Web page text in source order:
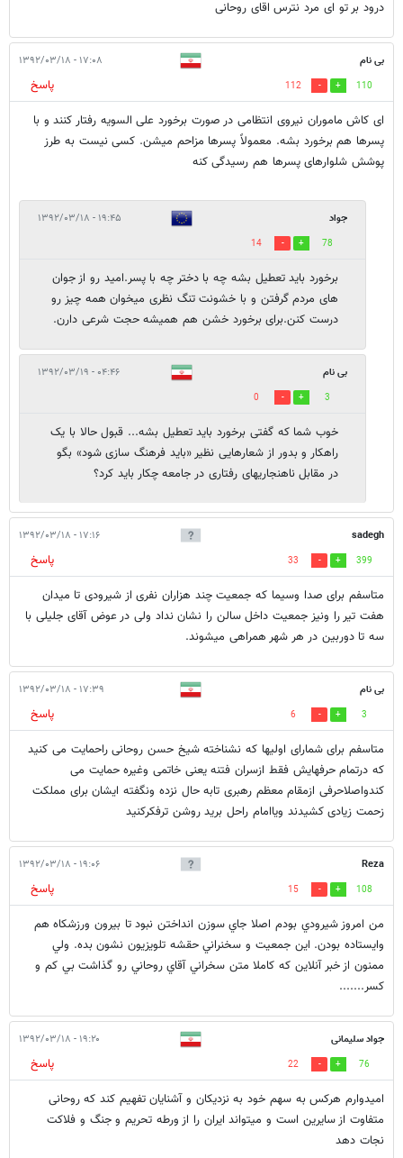
درود بر تو ای مرد نترس اقای روحانی
بی نام ۱۷:۰۸ - ۱۳۹۲/۰۳/۱۸
110
112
پاسخ
ای کاش ماموران نیروی انتظامی در صورت برخورد علی السویه رفتار کنند و با
پسرها هم برخورد بشه. معمولاً پسرها مزاحم میشن. کسی نیست به طرز
پوشش شلوارهای پسرها هم رسیدگی کنه
جواد ۱۹:۴۵ - ۱۳۹۲/۰۳/۱۸
78
14
برخورد باید تعطیل بشه چه با دختر چه با پسر.امید رو از جوان
های مردم گرفتن و با خشونت تنگ نظری میخوان همه چیز رو
درست کنن.برای برخورد خشن هم همیشه حجت شرعی دارن.
بی نام ۰۴:۴۶ - ۱۳۹۲/۰۳/۱۹
3
0
خوب شما که گفتی برخورد باید تعطیل بشه... قبول حالا با یک
راهکار و بدور از شعارهایی نظیر «باید فرهنگ سازی شود» بگو
در مقابل ناهنجاریهای رفتاری در جامعه چکار باید کرد؟
sadegh ۱۷:۱۶ - ۱۳۹۲/۰۳/۱۸
399
33
پاسخ
متاسفم برای صدا وسیما که جمعیت چند هزاران نفری از شیرودی تا میدان
هفت تیر را ونیز جمعیت داخل سالن را نشان نداد ولی در عوض آقای جلیلی با
سه تا دوربین در هر شهر همراهی میشوند.
بی نام ۱۷:۳۹ - ۱۳۹۲/۰۳/۱۸
3
6
پاسخ
متاسفم برای شمارای اولیها که نشناخته شیخ حسن روحانی راحمایت می کنید
که درتمام حرفهایش فقط ازسران فتنه یعنی خاتمی وغیره حمایت می
کندواصلاحرفی ازمقام معظم رهبری تابه حال نزده ونگفته ایشان برای مملکت
زحمت زیادی کشیدند ویاامام راحل برید روشن ترفکرکنید
Reza ۱۹:۰۶ - ۱۳۹۲/۰۳/۱۸
108
15
پاسخ
من امروز شيرودي بودم اصلا جاي سوزن انداختن نبود تا بيرون ورزشكاه هم
وايستاده بودن. اين جمعيت و سخنراني حقشه تلويزيون نشون بده. ولي
ممنون از خبر آنلاين كه كاملا متن سخراني آقاي روحاني رو گذاشت بي كم و
كسر.......
جواد سلیمانی ۱۹:۲۰ - ۱۳۹۲/۰۳/۱۸
76
22
پاسخ
امیدوارم هرکس به سهم خود به نزدیکان و آشنایان تفهیم کند که روحانی
متفاوت از سایرین است و میتواند ایران را از ورطه تحریم و جنگ و فلاکت
نجات دهد